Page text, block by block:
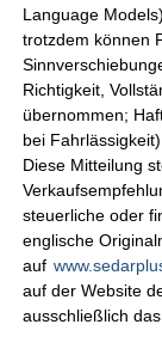
Language
trotzdem können
Richtigkeit,
übernommen;
bei
Diese Mitteilung
steuerliche oder
englische
auf
auf der Website
ausschließlich das